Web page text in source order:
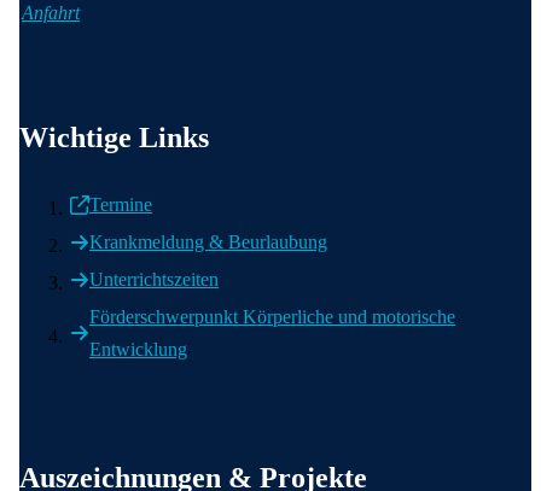
Anfahrt
Wichtige Links
Termine
Krankmeldung & Beurlaubung
Unterrichtszeiten
Förderschwerpunkt Körperliche und motorische
Entwicklung
Auszeichnungen & Projekte